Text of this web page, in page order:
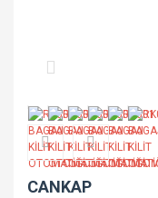
CANKAP